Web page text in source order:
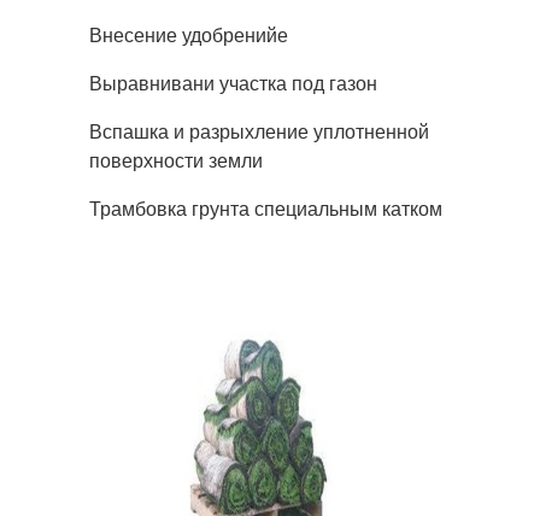
Внесение удобренийе
Выравнивани участка под газон
Вспашка и разрыхление уплотненной
поверхности земли
Трамбовка грунта специальным катком